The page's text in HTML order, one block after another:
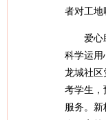
者对工地
爱心
科学运用
龙城社区
考学生，
服务。新